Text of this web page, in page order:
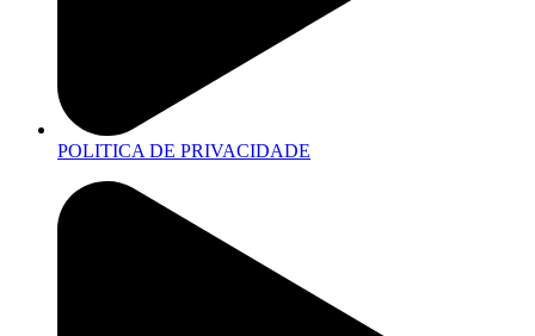
POLITICA DE PRIVACIDADE